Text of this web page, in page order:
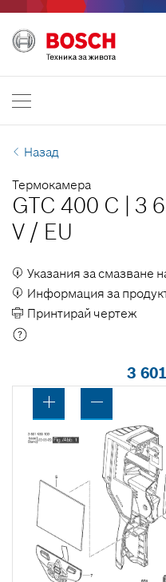
Отмяна на договор
Bosch Professional
Назад
Термокамера
GTC 400 C 3
V / EU
Указания за смазване
Информация за
Принтирай чертеж
3